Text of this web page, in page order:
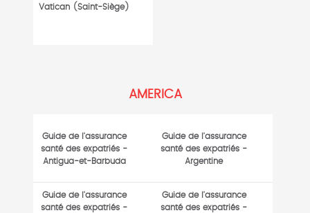
Vatican (Saint-Siège)
AMERICA
Guide de l'assurance
santé des expatriés -
Antigua-et-Barbuda
Guide de l'assurance
santé des expatriés -
Argentine
Guide de l'assurance
santé des expatriés -
Guide de l'assurance
santé des expatriés -